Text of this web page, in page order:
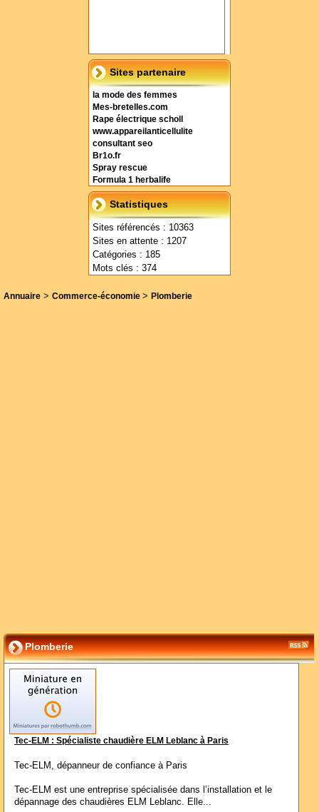
Sites partenaire
la mode des femmes
Mes-bretelles.com
Rape électrique scholl
www.appareilanticellulite
consultant seo
Br1o.fr
Spray rescue
Formula 1 herbalife
Statistiques
Sites référencés : 10363
Sites en attente : 1207
Catégories : 185
Mots clés : 374
Annuaire > Commerce-économie > Plomberie
Plomberie
Tec-ELM : Spécialiste chaudière ELM Leblanc à Paris
Tec-ELM, dépanneur de confiance à Paris
Tec-ELM est une entreprise spécialisée dans l’installation et le
dépannage des chaudières ELM Leblanc. Elle...